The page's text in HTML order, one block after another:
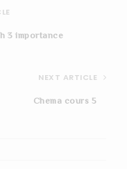
3 importance
NEXT ARTICLE
Chema cours 5